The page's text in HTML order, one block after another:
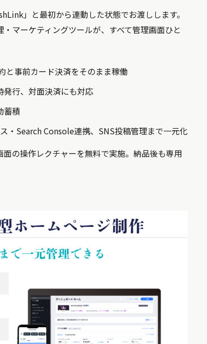
」と最初から連動した状態でお渡しします。
マーケティングツールが、すべて管理画面ひと
と事前カード決済をそのまま稼働
発行、対面決済にも対応
蓄積
・Search Console連携、SNS投稿管理まで一元化
の操作レクチャーを無料で実施。納品後も専用